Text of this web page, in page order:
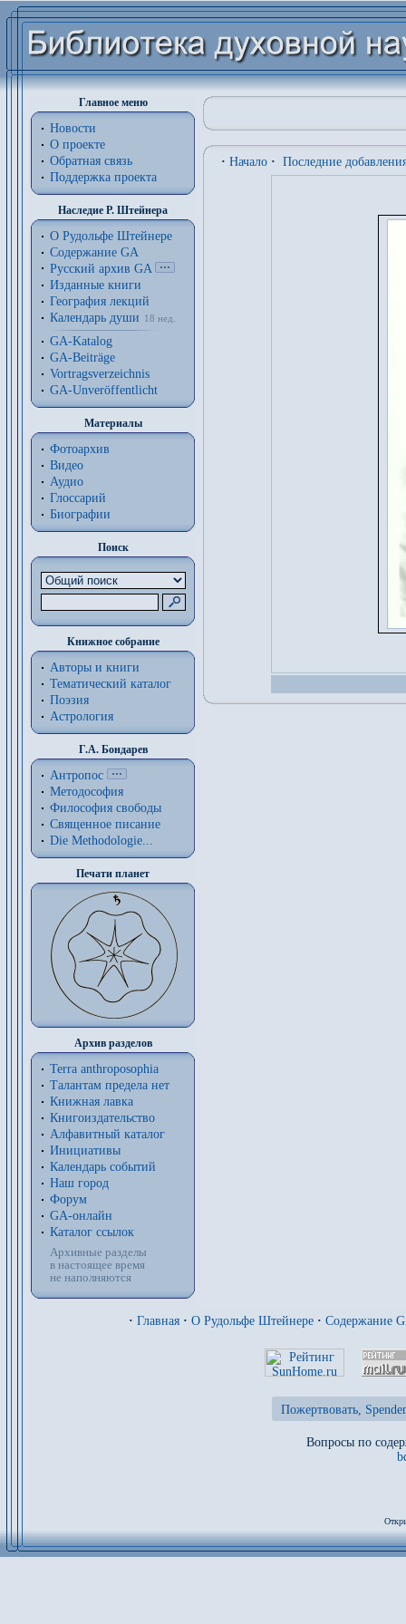
Главное меню
Новости
О проекте
Обратная связь
Поддержка проекта
Наследие Р. Штейнера
О Рудольфе Штейнере
Содержание GA
Русский архив GA
Изданные книги
География лекций
Календарь души
18 нед.
GA-Katalog
GA-Beiträge
Vortragsverzeichnis
GA-Unveröffentlicht
Материалы
Фотоархив
Видео
Аудио
Глоссарий
Биографии
Поиск
Книжное собрание
Авторы и книги
Тематический каталог
Поэзия
Астрология
Г.А. Бондарев
Антропос
Методософия
Философия cвободы
Священное писание
Die Methodologie...
Печати планет
Архив разделов
Terra anthroposophia
Талантам предела нет
Книжная лавка
Книгоиздательство
Алфавитный каталог
Инициативы
Календарь событий
Наш город
Форум
GA-онлайн
Каталог ссылок
Архивные разделы
в настоящее время
не наполняются
· Начало · Последние
· Главная · О Рудольфе Штейнере · Содержание
Пожертвовать,
Вопросы по